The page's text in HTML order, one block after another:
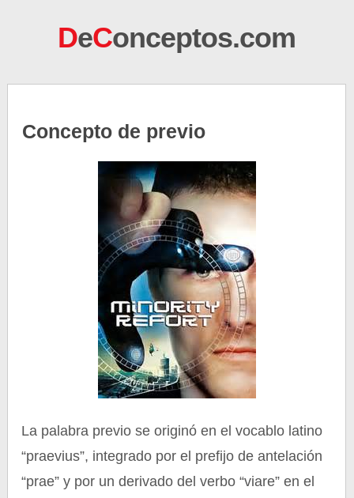
DeConceptos.com
Concepto de previo
La palabra previo se originó en el vocablo latino
“praevius”, integrado por el prefijo de antelación
“prae” y por un derivado del verbo “viare” en el